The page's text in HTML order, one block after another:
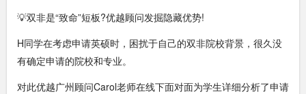
💡双非是“致命”短板?优越顾问发掘隐藏优势!
H同学在考虑申请英硕时，困扰于自己的双非院校背景，很久没
有确定申请的院校和专业。
对此优越广州顾问Carol老师在线下面对面为学生详细分析了申请